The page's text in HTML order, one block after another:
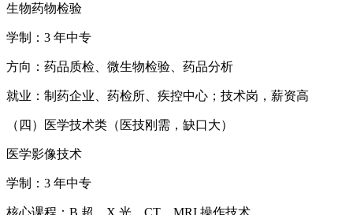
生物药物检验
学制：3 年中专
方向：药品质检、微生物检验、药品分析
就业：制药企业、药检所、疾控中心；技术岗，薪资高
（四）医学技术类（医技刚需，缺口大）
医学影像技术
学制：3 年中专
核心课程：B 超、X 光、CT、MRI 操作技术